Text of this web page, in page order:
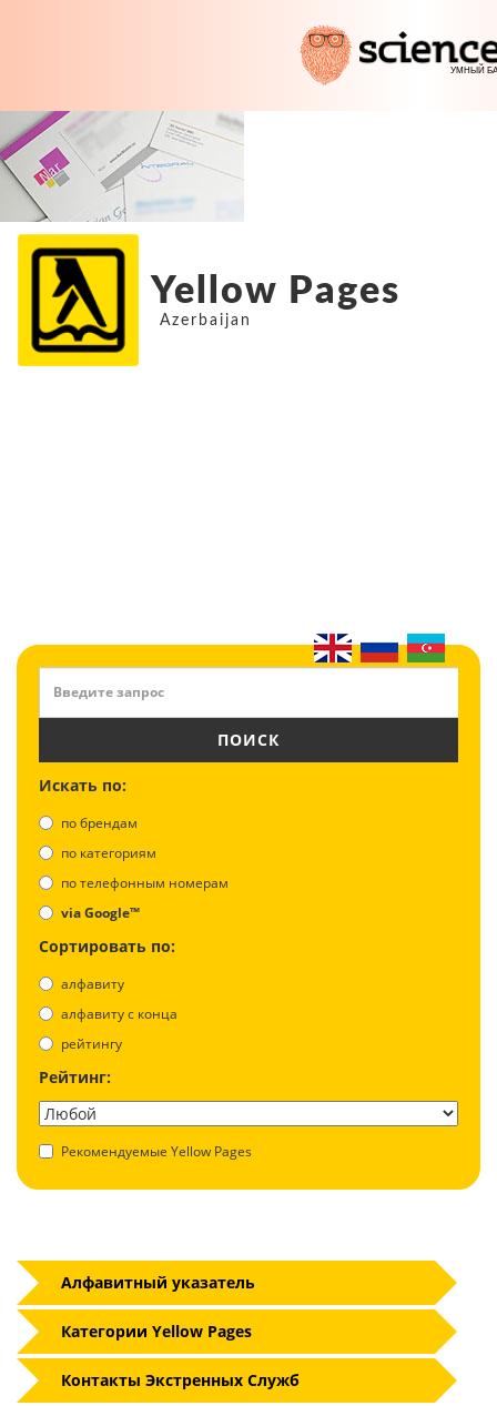
Yellow Pages
Azerbaijan
ПОИСК
Искать по:
по брендам
по категориям
по телефонным номерам
via Google™
Сортировать по:
алфавиту
aлфавиту с конца
рейтингу
Рейтинг:
Рекомендуемые Yellow Pages
Алфавитный указатель
Категории Yellow Pages
Контакты Экстренных Служб